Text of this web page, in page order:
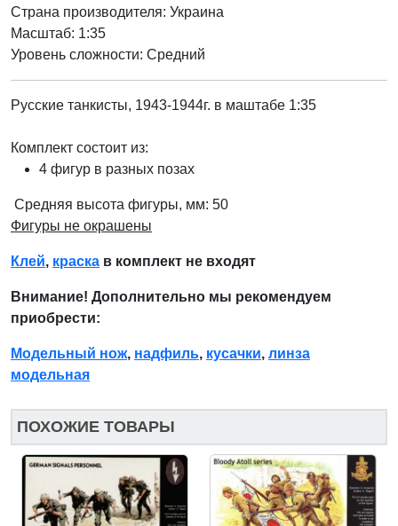
Страна производителя: Украина
Масштаб: 1:35
Уровень сложности: Cредний
Русские танкисты, 1943-1944г. в маштабе 1:35
Комплект состоит из:
4 фигур в разных позах
Средняя высота фигуры, мм: 50
Фигуры не окрашены
Клей, краска в комплект не входят
Внимание! Дополнительно мы рекомендуем
приобрести:
Модельный нож, надфиль, кусачки, линза
модельная
ПОХОЖИЕ ТОВАРЫ